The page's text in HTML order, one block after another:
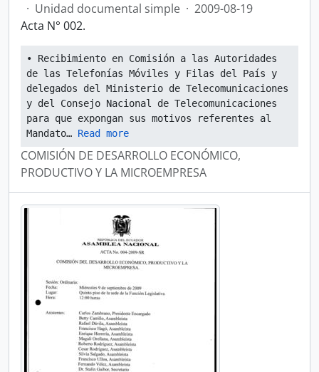
· Unidad documental simple · 2009-08-19
Acta N° 002.
• Recibimiento en Comisión a las Autoridades
de las Telefonías Móviles y Filas del País y
delegados del Ministerio de Telecomunicaciones
y del Consejo Nacional de Telecomunicaciones
para que expongan sus motivos referentes al
Mandato… Read more
COMISIÓN DE DESARROLLO ECONÓMICO,
PRODUCTIVO Y LA MICROEMPRESA